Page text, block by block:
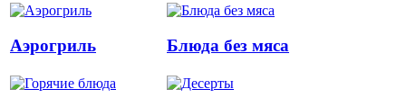
Аэрогриль Блюда без мяса